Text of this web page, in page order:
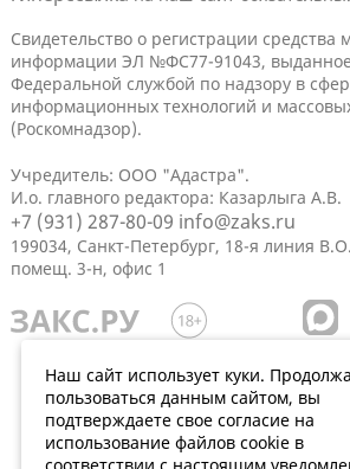
Свидетельство о регистрации средства
информации ЭЛ №ФС77-91043, выданное
Федеральной службой по надзору в
информационных технологий и
(Роскомнадзор).
Учредитель: ООО "Адастра".
И.о. главного редактора: Казарлыга А.В.
+7 (931) 287-80-09 info@zaks.ru
199034, Санкт-Петербург, 18-я линия
помещ. 3-н, офис 1
Наш сайт использует куки.
пользоваться данным сайтом, вы
подтверждаете свое согласие на
использование файлов cookie в